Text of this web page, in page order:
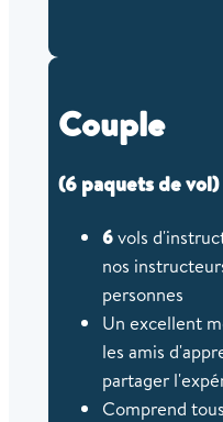
Couple
(6 paquets de vol)
6vols
nos
personnes
Un excellent
les amis
partager
Comprend